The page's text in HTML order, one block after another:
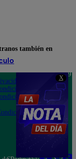
X
también en
Teléfono: 219
Av. San
Felipe 968
Jesús María